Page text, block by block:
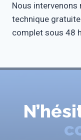
Nous intervenons
technique
complet sous 48